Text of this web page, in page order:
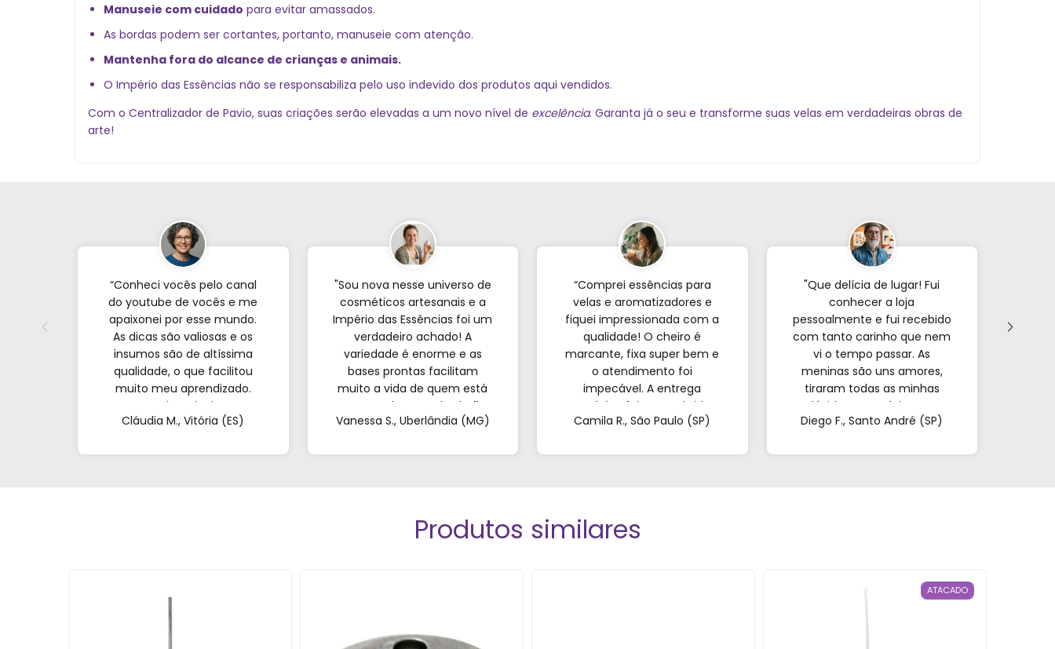
Manuseie com cuidado para evitar amassados.
As bordas podem ser cortantes, portanto, manuseie com atenção.
Mantenha fora do alcance de crianças e animais.
O Império das Essências não se responsabiliza pelo uso indevido dos produtos aqui vendidos.
Com o Centralizador de Pavio, suas criações serão elevadas a um novo nível de excelência. Garanta já o seu e transforme suas velas em verdadeiras obras de
arte!
“Conheci vocês pelo canal
do youtube de vocês e me
apaixonei por esse mundo.
As dicas são valiosas e os
insumos são de altíssima
qualidade, o que facilitou
muito meu aprendizado.
Nunca imaginei que
conseguiria resultados tão
de casa. Obrigada!"al no
Cláudia M., Vitória (ES)
"Sou nova nesse universo de
cosméticos artesanais e a
Império das Essências foi um
verdadeiro achado! A
variedade é enorme e as
bases prontas facilitam
muito a vida de quem est
começando; o resultado fica
incrível. Sem contar o
que foi super atencioso e
Vanessa S., Uberlândia (MG)
“Comprei essências para
velas e aromatizadores e
fiquei impressionada com a
qualidade! O cheiro é
marcante, fixa super bem e
o atendimento foi
impecável. A entrega
também foi super rápida.
Recomendo de olhos
Camila R., São Paulo (SP)
"Que delícia de lugar! Fui
conhecer a loja
pessoalmente e fui recebido
com tanto carinho que nem
vi o tempo passar. As
meninas são uns amores,
tiraram todas as minhas
dúvidas e me deixaram
super à vontade. É
mãos vazias!"
Diego F., Santo André (SP)
Produtos similares
ATACADO